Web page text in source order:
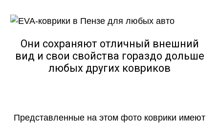
Они сохраняют отличный внешний
вид и свои свойства гораздо дольше
любых других ковриков
Представленные на этом фото коврики имеют